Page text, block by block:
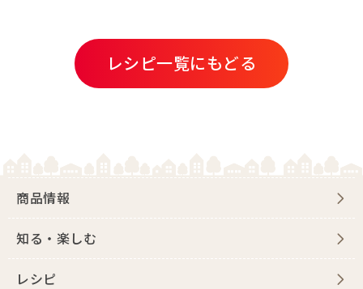
レシピ一覧にもどる
商品情報
知る・楽しむ
レシピ